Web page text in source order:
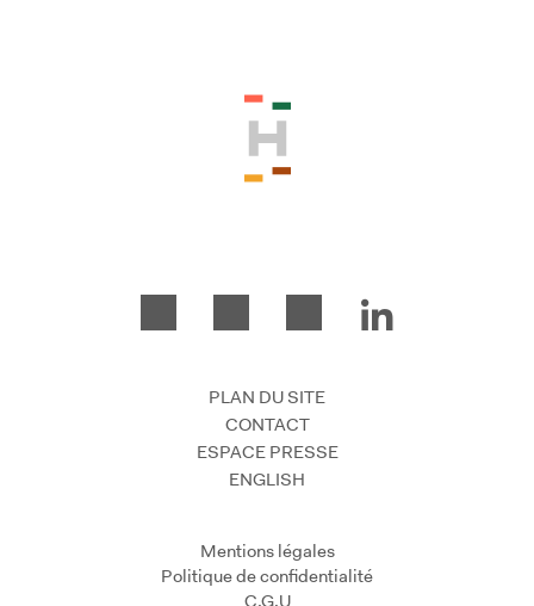
PLAN DU SITE
CONTACT
ESPACE PRESSE
ENGLISH
Mentions légales
Politique de confidentialité
C.G.U